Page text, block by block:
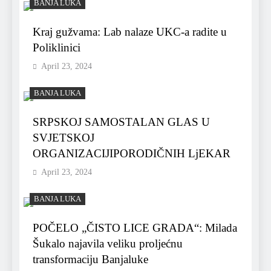
BANJA LUKA
Kraj gužvama: Lab nalaze UKC-a radite u
Poliklinici
April 23, 2024
BANJA LUKA
SRPSKOJ SAMOSTALAN GLAS U
SVJETSKOJ
ORGANIZACIJIPORODIČNIH LjEKAR
April 23, 2024
BANJA LUKA
POČELO „ČISTO LICE GRADA“: Milada
Šukalo najavila veliku proljećnu
transformaciju Banjaluke